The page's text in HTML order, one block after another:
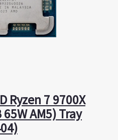
Ryzen 7 9700X
AM5) Tray